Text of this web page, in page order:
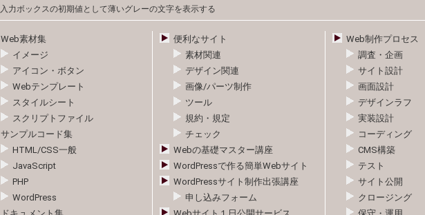
入力ボックスの初期値として薄いグレーの文字を表示する
Web素材集
イメージ
アイコン・ボタン
Webテンプレート
スタイルシート
スクリプトファイル
サンプルコード集
HTML/CSS一般
JavaScript
PHP
WordPress
便利なサイト
素材関連
デザイン関連
画像/パーツ制作
ツール
規約・規定
チェック
Webの基礎マスター講座
WordPressで作る簡単Webサイト
WordPressサイト制作出張講座
申し込みフォーム
Web制作プロセス
調査・企画
サイト設計
画面設計
デザインラフ
実装設計
コーディング
CMS構築
テスト
サイト公開
クロージング